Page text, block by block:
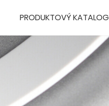
PRODUKTOVÝ KATALOG